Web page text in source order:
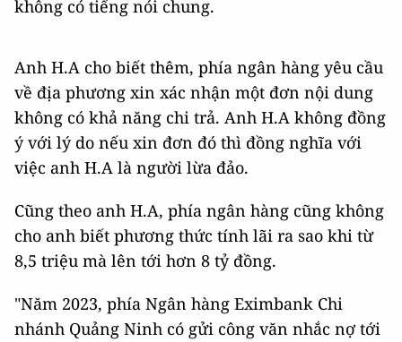
không có tiếng nói chung.
Anh H.A cho biết thêm, phía ngân hàng yêu cầu
về địa phương xin xác nhận một đơn nội dung
không có khả năng chi trả. Anh H.A không đồng
ý với lý do nếu xin đơn đó thì đồng nghĩa với
việc anh H.A là người lừa đảo.
Cũng theo anh H.A, phía ngân hàng cũng không
cho anh biết phương thức tính lãi ra sao khi từ
8,5 triệu mà lên tới hơn 8 tỷ đồng.
"Năm 2023, phía Ngân hàng Eximbank Chi
nhánh Quảng Ninh có gửi công văn nhắc nợ tới